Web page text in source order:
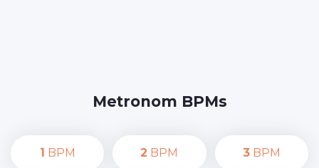
Metronom BPMs
1 BPM 2 BPM 3BPM